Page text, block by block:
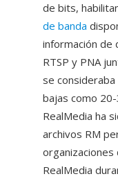
de bits,
de banda
información de
RTSP y PNA
se
bajas como
RealMedia ha
archivos RM
RealMedia